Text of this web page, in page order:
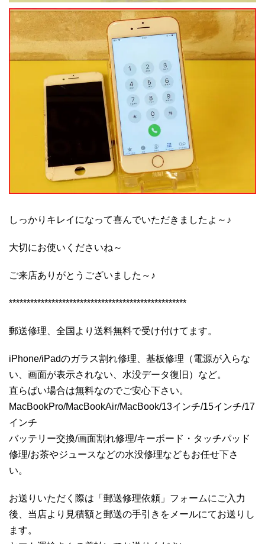
しっかりキレイになって喜んでいただきましたよ～♪
大切にお使いくださいね～
ご来店ありがとうございました～♪
**************************************************
郵送修理、全国より送料無料で受け付けてます。
iPhone/iPadのガラス割れ修理、基板修理（電源が入らな
い、画面が表示されない、水没データ復旧）など。
直らばい場合は無料なのでご安心下さい。
MacBookPro/MacBookAir/MacBook/13インチ/15インチ/17
インチ
バッテリー交換/画面割れ修理/キーボード・タッチパッド
修理/お茶やジュースなどの水没修理などもお任せ下さ
い。
お送りいただく際は「郵送修理依頼」フォームにご入力
後、当店より見積額と郵送の手引きをメールにてお送りし
ます。